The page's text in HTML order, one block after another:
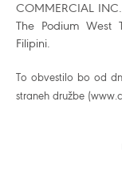
COMMERCIAL
The Podium West
Filipini.
To obvestilo bo od
straneh družbe